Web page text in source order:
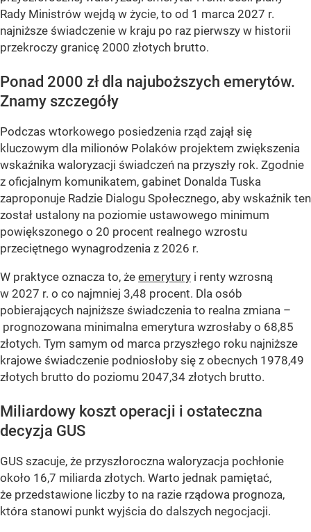
Rady Ministrów wejdą w życie, to od 1 marca 2027 r.
najniższe świadczenie w kraju po raz pierwszy w historii
przekroczy granicę 2000 złotych brutto.
Ponad 2000 zł dla najuboższych emerytów.
Znamy szczegóły
Podczas wtorkowego posiedzenia rząd zajął się
kluczowym dla milionów Polaków projektem zwiększenia
wskaźnika waloryzacji świadczeń na przyszły rok. Zgodnie
z oficjalnym komunikatem, gabinet Donalda Tuska
zaproponuje Radzie Dialogu Społecznego, aby wskaźnik ten
został ustalony na poziomie ustawowego minimum
powiększonego o 20 procent realnego wzrostu
przeciętnego wynagrodzenia z 2026 r.
W praktyce oznacza to, że emerytury i renty wzrosną
w 2027 r. o co najmniej 3,48 procent. Dla osób
pobierających najniższe świadczenia to realna zmiana –
prognozowana minimalna emerytura wzrosłaby o 68,85
złotych. Tym samym od marca przyszłego roku najniższe
krajowe świadczenie podniosłoby się z obecnych 1978,49
złotych brutto do poziomu 2047,34 złotych brutto.
Miliardowy koszt operacji i ostateczna
decyzja GUS
GUS szacuje, że przyszłoroczna waloryzacja pochłonie
około 16,7 miliarda złotych. Warto jednak pamiętać,
że przedstawione liczby to na razie rządowa prognoza,
która stanowi punkt wyjścia do dalszych negocjacji.